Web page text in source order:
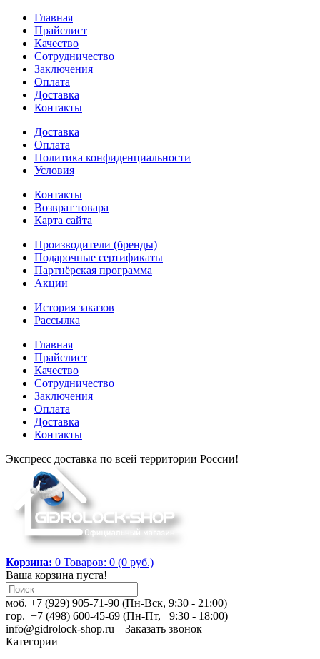
Главная
Прайслист
Качество
Сотрудничество
Заключения
Оплата
Доставка
Контакты
Доставка
Оплата
Политика конфиденциальности
Условия
Контакты
Возврат товара
Карта сайта
Производители (бренды)
Подарочные сертификаты
Партнёрская программа
Акции
История заказов
Рассылка
Главная
Прайслист
Качество
Сотрудничество
Заключения
Оплата
Доставка
Контакты
Экспресс доставка по всей территории России!
Корзина: 0 Товаров: 0 (0 руб.)
Ваша корзина пуста!
моб. +7 (929) 905-71-90 (Пн-Вск, 9:30 - 21:00)
гор. +7 (498) 600-45-69 (Пн-Пт, 9:30 - 18:00)
info@gidrolock-shop.ru
Заказать звонок
Категории